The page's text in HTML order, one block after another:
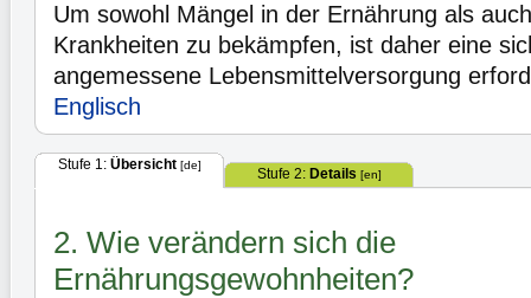
Um sowohl Mängel in der Ernährung als
Krankheiten zu bekämpfen, ist daher eine
angemessene Lebensmittelversorgung
Englisch
Stufe 1: Übersicht[de]
Stufe 2: Details [en]
2. Wie verändern sich die
Ernährungsgewohnheiten?